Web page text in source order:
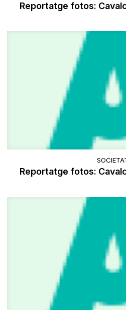
Reportatge fotos:
Reportatge fotos: